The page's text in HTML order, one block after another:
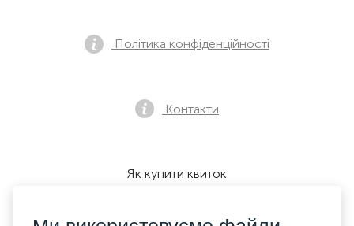
Політика конфіденційності
Контакти
Як купити квиток